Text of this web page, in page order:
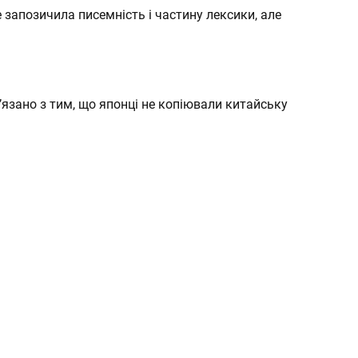
писемність і частину лексики, але
з тим, що японці не копіювали китайську